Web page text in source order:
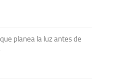
planea la luz antes de